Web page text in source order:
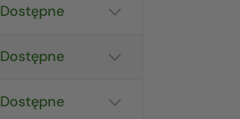
Dostępne Pokaż szczegóły
Dostępne Pokaż szczegóły
Dostępne Pokaż szczegóły